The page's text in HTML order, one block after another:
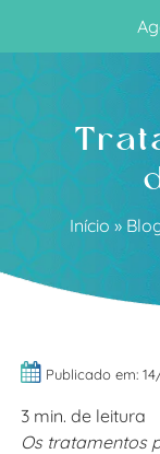
Início »
Publicado em:
3 min. de leitura
Os tratamentos